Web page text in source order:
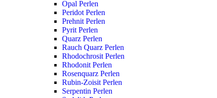
Opal Perlen
Peridot Perlen
Prehnit Perlen
Pyrit Perlen
Quarz Perlen
Rauch Quarz Perlen
Rhodochrosit Perlen
Rhodonit Perlen
Rosenquarz Perlen
Rubin-Zoisit Perlen
Serpentin Perlen